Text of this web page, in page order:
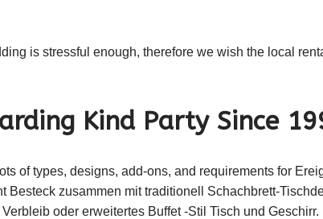
is stressful enough, therefore we wish the local
Kind Party Since
of types, designs, add-ons, and requirements for
Besteck zusammen mit traditionell Schachbrett-
oder erweitertes Buffet -Stil Tisch und